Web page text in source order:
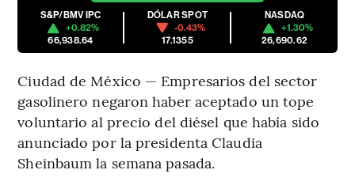
S&P/BMV IPC
+0.82%
66,938.64
DÓLAR SPOT
-0.43%
17.1355
NASDAQ
+1.30%
26,690.62
Ciudad de México — Empresarios del sector
gasolinero negaron haber aceptado un tope
voluntario al precio del diésel que había sido
anunciado por la presidenta Claudia
Sheinbaum la semana pasada.